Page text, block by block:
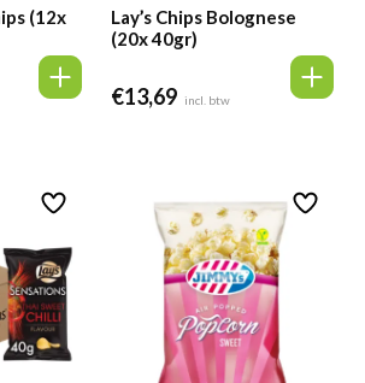
(12x
Lay’s Chips Bolognese
(20x 40gr)
€13,69 incl. btw